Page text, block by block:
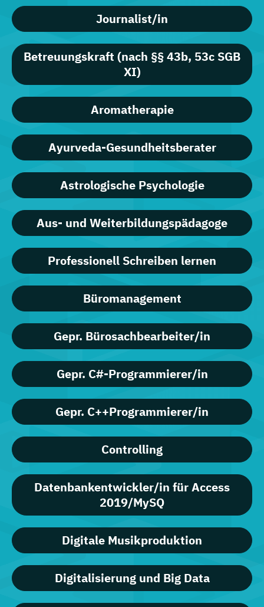
Journalist/in
Betreuungskraft (nach §§ 43b, 53c SGB
XI)
Aromatherapie
Ayurveda-Gesundheitsberater
Astrologische Psychologie
Aus- und Weiterbildungspädagoge
Professionell Schreiben lernen
Büromanagement
Gepr. Bürosachbearbeiter/in
Gepr. C#-Programmierer/in
Gepr. C++Programmierer/in
Controlling
Datenbankentwickler/in für Access
2019/MySQ
Digitale Musikproduktion
Digitalisierung und Big Data